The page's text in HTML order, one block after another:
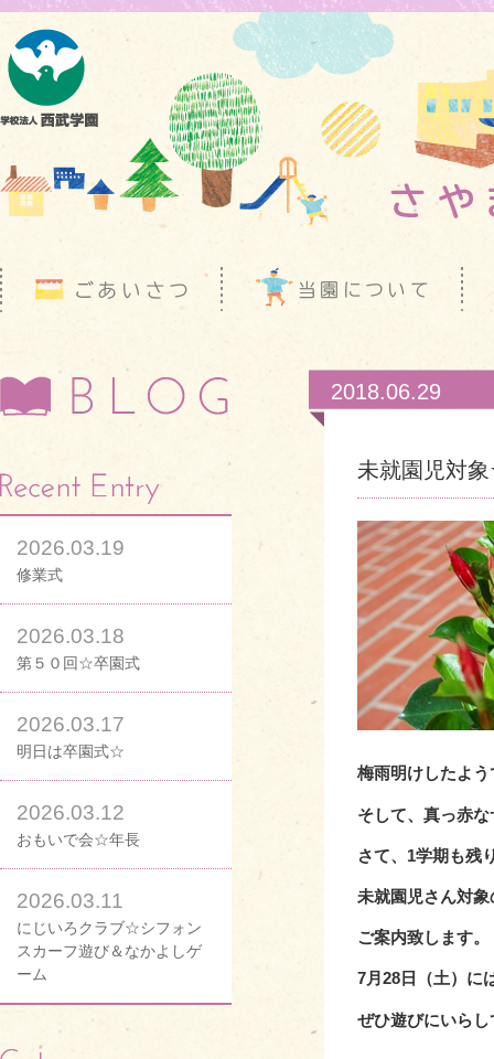
2026.03.19
修業式
2026.03.18
第５０回☆卒園式
2026.03.17
明日は卒園式☆
2026.03.12
おもいで会☆年長
2026.03.11
にじいろクラブ☆シフォン
スカーフ遊び＆なかよしゲ
ーム
2018.06.29
未就園児対
梅雨明けしたよ
そして、真っ赤
さて、1学期も残
未就園児さん対
ご案内致します。
7月28日（土）に
ぜひ遊びにいら